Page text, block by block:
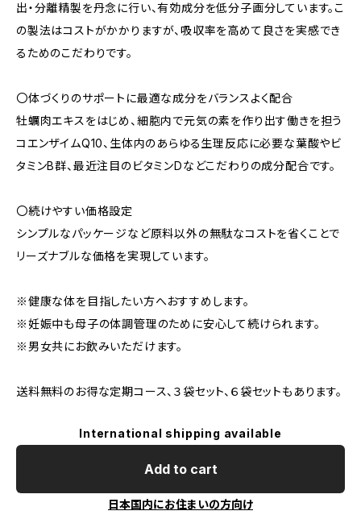
出・分離精製を丹念に行い、有効成分を低分子画分しています。こ
の製法はコストがかかりますが、吸収率を高めて良さを実感でき
るためのこだわりです。
〇体づくりのサポートに最適な成分をバランスよく配合
牡蠣肉エキスをはじめ、細胞内で元気の素を作り出す働きを担う
コエンザイムQ10、生体内のあらゆる生理反応に必要な葉酸やビ
タミンB群、最近注目のビタミンDなどこだわりの成分配合です。
〇続けやすい価格設定
シンプルなパッケージなど原料以外の無駄なコストを省くことで
リーズナブルな価格を実現しています。
※健康な体を目指したい方へおすすめします。
※妊娠中も母子の体調管理のために安心して続けられます。
※男女共にお飲みいただけます。
送料無料のお得な定期コース、３袋セット、６袋セットもあります。
International shipping available
Add to cart
日本国内にお住まいの方向け